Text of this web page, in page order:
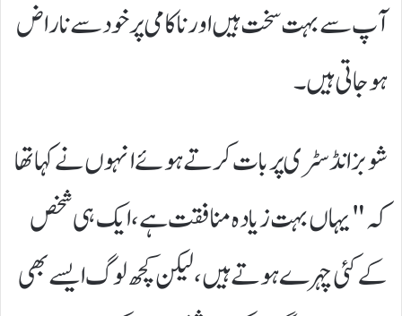
آپ سے بہت سخت ہیں اور ناکامی پر خود سے ناراض
ہو جاتی ہیں۔
شوبز انڈسٹری پر بات کرتے ہوئے انہوں نے کہا تھا
کہ "یہاں بہت زیادہ منافقت ہے، ایک ہی شخص
کے کئی چہرے ہوتے ہیں، لیکن کچھ لوگ ایسے بھی